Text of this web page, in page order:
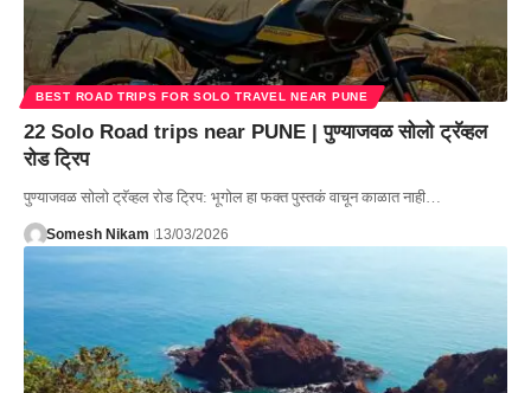
BEST ROAD TRIPS FOR SOLO TRAVEL NEAR PUNE
22 Solo Road trips near PUNE | पुण्याजवळ सोलो ट्रॅव्हल
रोड ट्रिप
पुण्याजवळ सोलो ट्रॅव्हल रोड ट्रिप: भूगोल हा फक्त पुस्तकं वाचून काळात नाही…
Somesh Nikam 13/03/2026